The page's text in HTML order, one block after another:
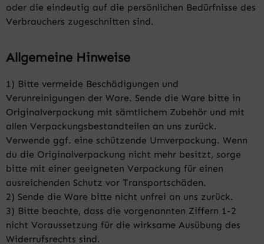
oder die eindeutig auf die persönlichen Bedürfnisse des
Verbrauchers zugeschnitten sind.
Allgemeine Hinweise
1) Bitte vermeide Beschädigungen und
Verunreinigungen der Ware. Sende die Ware bitte in
Originalverpackung mit sämtlichem Zubehör und mit
allen Verpackungsbestandteilen an uns zurück.
Verwende ggf. eine schützende Umverpackung. Wenn
du die Originalverpackung nicht mehr besitzt, sorge
bitte mit einer geeigneten Verpackung für einen
ausreichenden Schutz vor Transportschäden.
2) Sende die Ware bitte nicht unfrei an uns zurück.
3) Bitte beachte, dass die vorgenannten Ziffern 1-2
nicht Voraussetzung für die wirksame Ausübung des
Widerrufsrechts sind.